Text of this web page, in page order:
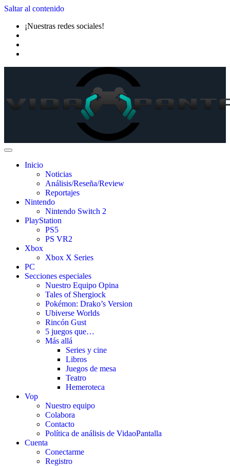
Saltar al contenido
¡Nuestras redes sociales!
Inicio
Noticias
Análisis/Reseña/Review
Reportajes
Nintendo
Nintendo Switch 2
PlayStation
PS5
PS VR2
Xbox
Xbox X Series
PC
Secciones especiales
Nuestro Equipo Opina
Tales of Shergiock
Pokémon: Drako’s Version
Ubiverse Worlds
Rincón Gust
5 juegos que…
Más allá
Series y cine
Libros
Juegos de mesa
Teatro
Hemeroteca
Vop
Nuestro equipo
Colabora
Contacto
Política de análisis de VidaoPantalla
Cuenta
Conectarme
Registro